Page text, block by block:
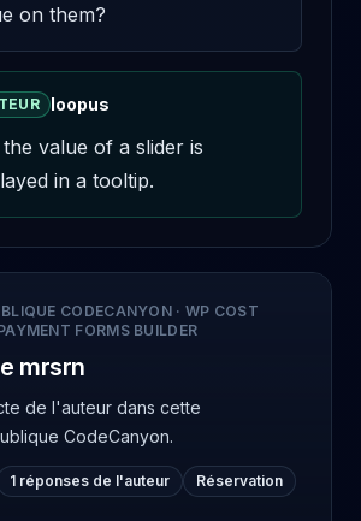
on them?
loopus
value of a slider is
in a tooltip.
CODECANYON · WP COST
FORMS BUILDER
mrsrn
de l'auteur dans cette
CodeCanyon.
1 réponses de l'auteur Réservation